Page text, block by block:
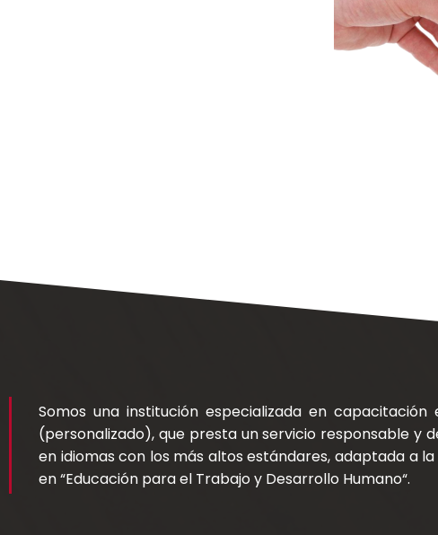
Somos una institución especializada en
(personalizado), que presta un servicio responsable y
en idiomas con los más altos estándares, adaptada a
en “Educación para el Trabajo y Desarrollo Humano“.